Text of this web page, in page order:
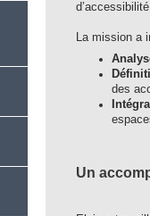
La mission a
des
Un